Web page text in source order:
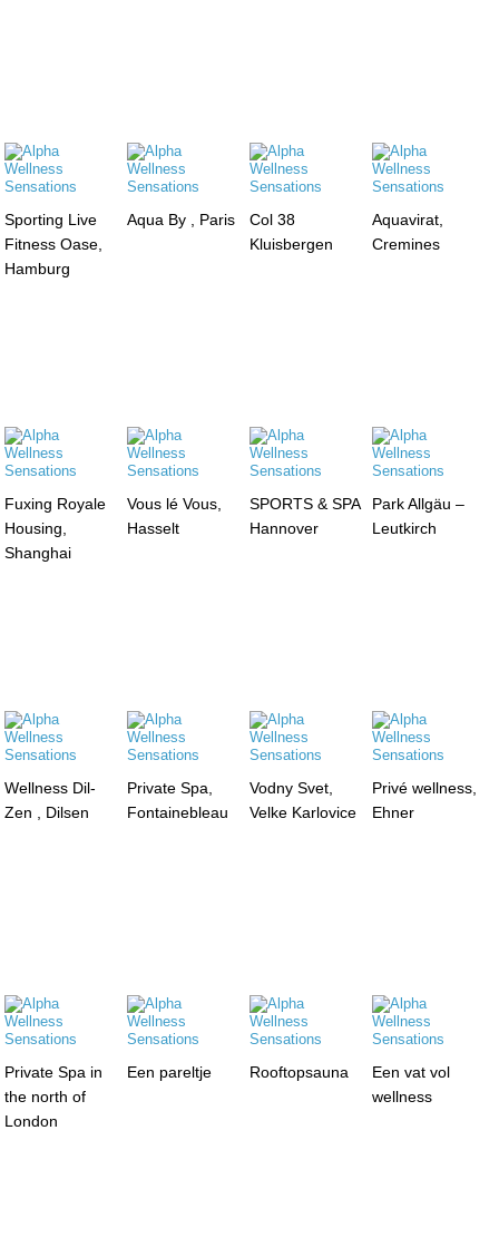
Sporting Live
Fitness Oase,
Hamburg
Aqua By , Paris
Col 38
Kluisbergen
Aquavirat,
Cremines
Fuxing Royale
Housing,
Shanghai
Vous lé Vous,
Hasselt
SPORTS & SPA
Hannover
Park Allgäu –
Leutkirch
Wellness Dil-
Zen , Dilsen
Private Spa,
Fontainebleau
Vodny Svet,
Velke Karlovice
Privé wellness,
Ehner
Private Spa in
the north of
London
Een pareltje Rooftopsauna
Een vat vol
wellness